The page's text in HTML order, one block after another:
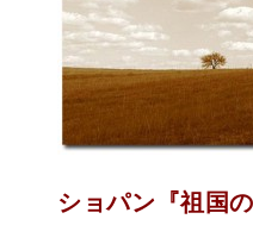
ショパン『祖国